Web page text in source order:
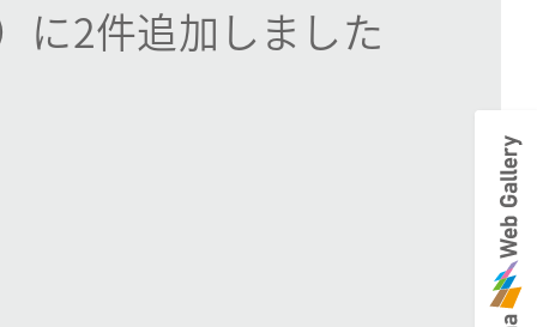
に2件追加しました